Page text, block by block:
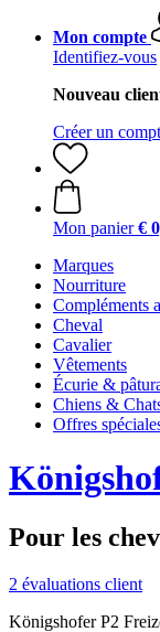
Mon compte
Identifiez-vous
Nouveau
Créer un
Mon panier €
Marques
Nourriture
Compléments
Cheval
Cavalier
Vêtements
Écurie &
Chiens &
Offres
Pour les
2 évaluations client
Königshofer P2